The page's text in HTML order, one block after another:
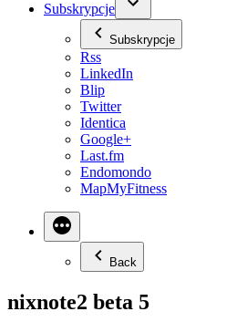
Subskrypcje
Subskrypcje
Rss
LinkedIn
Blip
Twitter
Identica
Google+
Last.fm
Endomondo
MapMyFitness
Back
nixnote2 beta 5